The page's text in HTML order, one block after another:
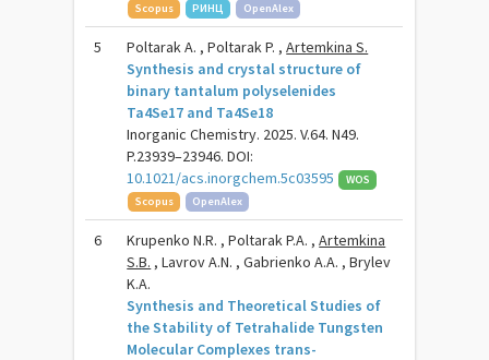
Scopus
РИНЦ OpenAlex
5 Poltarak A. , Poltarak P. ,Artemkina S.
Synthesis and crystal structure of
binary tantalum polyselenides
Ta4Se17 and Ta4Se18
Inorganic Chemistry. 2025. V.64. N49.
P.23939–23946. DOI:
10.1021/acs.inorgchem.5c03595
WOS
Scopus
OpenAlex
6 Krupenko N.R. , Poltarak P.A. ,Artemkina
S.B. , Lavrov A.N. , Gabrienko A.A. , Brylev
K.A.
Synthesis and Theoretical Studies of
the Stability of Tetrahalide Tungsten
Molecular Complexes trans-